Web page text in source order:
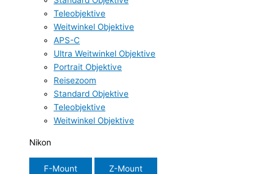
Teleobjektive
Weitwinkel Objektive
APS-C
Ultra Weitwinkel Objektive
Portrait Objektive
Reisezoom
Standard Objektive
Teleobjektive
Weitwinkel Objektive
Nikon
F-Mount
Z-Mount